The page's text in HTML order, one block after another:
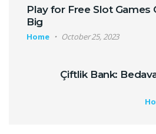
Play for Free Slot Games
Big
Home October 25, 2023
Çiftlik Bank: